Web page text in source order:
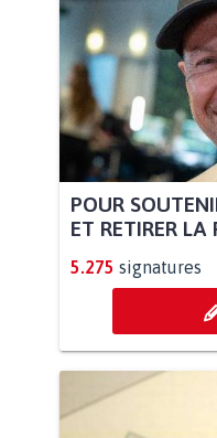
POUR
ET RETIRER LA
5.275 signatures